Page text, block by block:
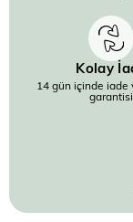
Kolay
14 gün içinde iade
garantisi